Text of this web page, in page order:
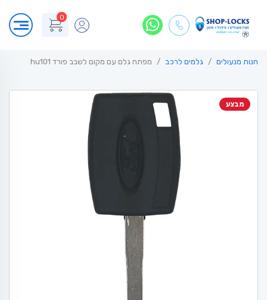
0
חנות מנעולים גלמים לרכב מפתח גלם עם מקום לשבב פורד hu101
מבצע